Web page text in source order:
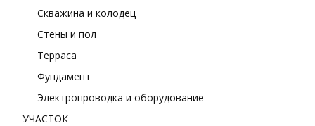
Скважина и колодец
Стены и пол
Терраса
Фундамент
Электропроводка и оборудование
УЧАСТОК